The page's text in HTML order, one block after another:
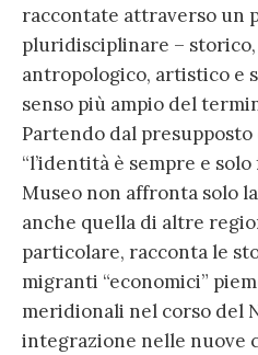
raccontate attraverso un
pluridisciplinare –
antropologico, artistico e
senso più ampio del
Partendo dal
“l’identità è sempre e
Museo non affronta solo
anche quella di altre
particolare, racconta le
migranti “economici”
meridionali nel corso del
integrazione nelle nuove